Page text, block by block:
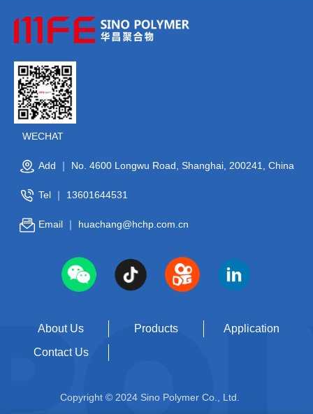
WECHAT
Add ｜ No. 4600 Longwu Road, Shanghai, 200241, China
Tel ｜ 13601644531
Email ｜ huachang@hchp.com.cn
About Us Products
Application
Contact Us
Copyright © 2024 Sino Polymer Co., Ltd.